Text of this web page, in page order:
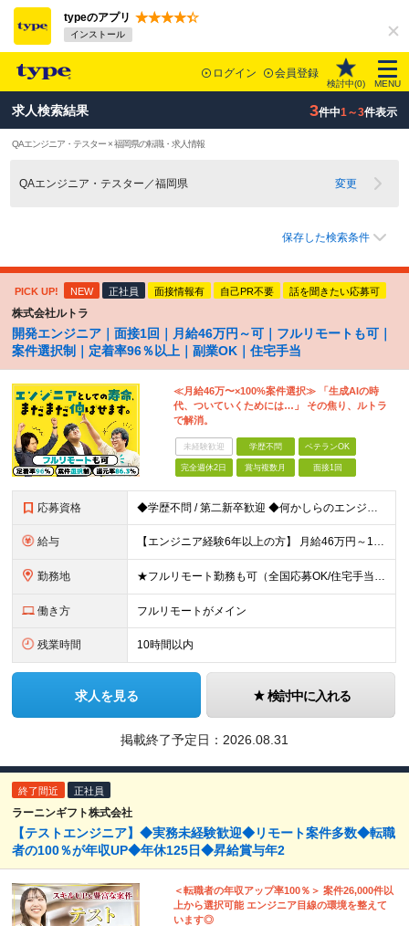
typeのアプリ
インストール
ログイン 会員登録
検討中(0) MENU
求人検索結果 3件中1～3件表示
QAエンジニア・テスター × 福岡県の転職・求人情報
QAエンジニア・テスター／福岡県 変更
保存した検索条件
PICK UP! NEW 正社員 面接情報有 自己PR不要 話を聞きたい応募可
株式会社ルトラ
開発エンジニア｜面接1回｜月給46万円～可｜フルリモートも可｜
案件選択制｜定着率96％以上｜副業OK｜住宅手当
≪月給46万〜×100%案件選択≫ 「生成AIの時
代、ついていくためには…」 その焦り、ルトラ
で解消。
未経験歓迎 学歴不問 ベテランOK
完全週休2日 賞与複数月 面接1回
応募資格 ◆学歴不問 / 第二新卒歓迎 ◆何かしらのエンジニア経験をお持ちの方 （言語・期間・フェーズ不問） 経験浅めの方も遠慮なくご応募ください！ ■入社前Q＆A ────── ◎実力に見合った報酬が手に
給与 【エンジニア経験6年以上の方】 月給46万円～100万円（固定残業代含む） ※上記月給には月30時間分の固定残業代（月8万7,400円～月19万円）を含む。超過分は全額支給。 【エンジニア経験4年以
勤務地 ★フルリモート勤務も可（全国応募OK/住宅手当を支給します） ※案件によって常駐が必要になる場合があります。 ※希望がない限り、転勤はありません ※U・Iターン歓迎 ★ルトラの社員は全国各地で活躍中
働き方 フルリモートがメイン
残業時間 10時間以内
求人を見る 検討中に入れる
掲載終了予定日： 2026.08.31
終了間近 正社員
ラーニンギフト株式会社
【テストエンジニア】◆実務未経験歓迎◆リモート案件多数◆転職
者の100％が年収UP◆年休125日◆昇給賞与年2
＜転職者の年収アップ率100％＞ 案件26,000件以
上から選択可能 エンジニア目線の環境を整えて
います◎